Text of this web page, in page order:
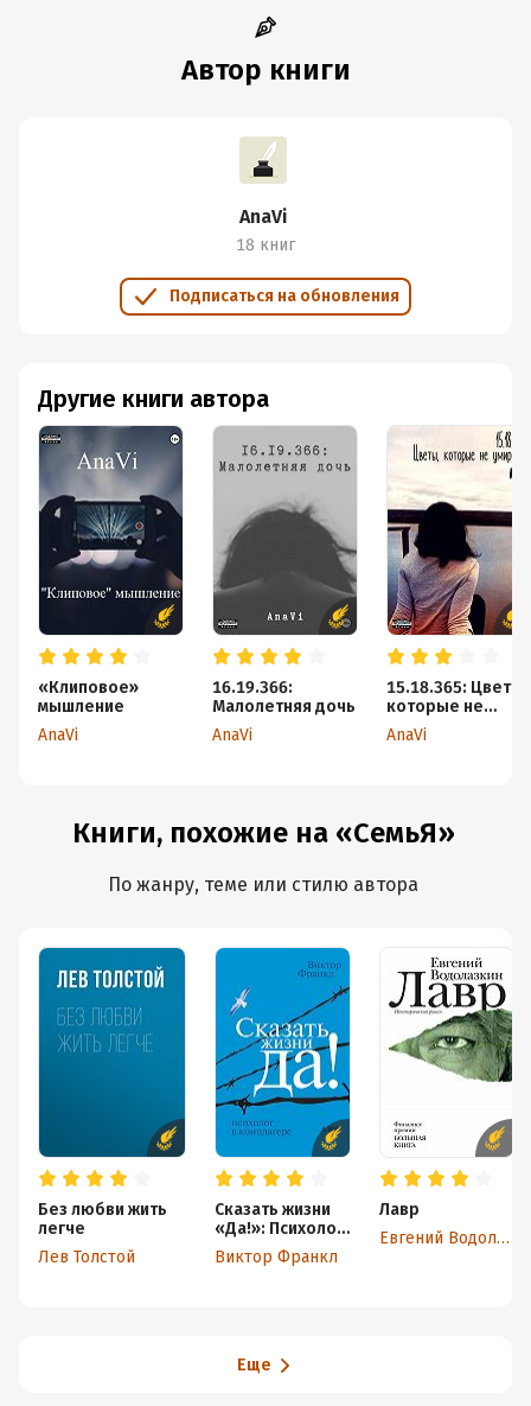
Автор книги
AnaVi
18 книг
Подписаться на обновления
Другие книги автора
«Клиповое»
мышление
AnaVi
16.19.366:
Малолетняя дочь
AnaVi
15.18.365: Цветы,
которые не
умирают
AnaVi
Книги, похожие на «СемьЯ»
По жанру, теме или стилю автора
Без любви жить
легче
Лев Толстой
Сказать жизни
«Да!»: Психолог
в концлагере
Виктор Франкл
Лавр
Евгений Водолазкин
Еще